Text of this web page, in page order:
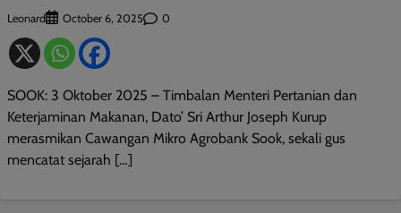
Leonard October 6, 2025 0
SOOK: 3 Oktober 2025 – Timbalan Menteri Pertanian dan
Keterjaminan Makanan, Dato’ Sri Arthur Joseph Kurup
merasmikan Cawangan Mikro Agrobank Sook, sekali gus
mencatat sejarah […]